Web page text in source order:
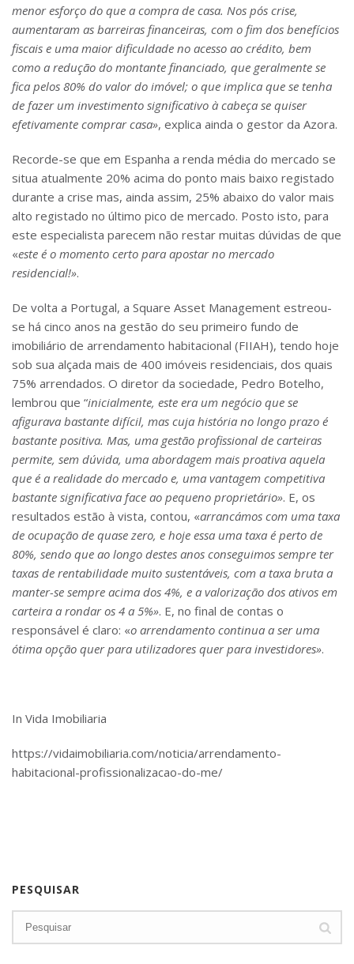
menor esforço do que a compra de casa. Nos pós crise,
aumentaram as barreiras financeiras, com o fim dos benefícios
fiscais e uma maior dificuldade no acesso ao crédito, bem
como a redução do montante financiado, que geralmente se
fica pelos 80% do valor do imóvel; o que implica que se tenha
de fazer um investimento significativo à cabeça se quiser
efetivamente comprar casa», explica ainda o gestor da Azora.
Recorde-se que em Espanha a renda média do mercado se
situa atualmente 20% acima do ponto mais baixo registado
durante a crise mas, ainda assim, 25% abaixo do valor mais
alto registado no último pico de mercado. Posto isto, para
este especialista parecem não restar muitas dúvidas de que
«este é o momento certo para apostar no mercado
residencial!».
De volta a Portugal, a Square Asset Management estreou-
se há cinco anos na gestão do seu primeiro fundo de
imobiliário de arrendamento habitacional (FIIAH), tendo hoje
sob sua alçada mais de 400 imóveis residenciais, dos quais
75% arrendados. O diretor da sociedade, Pedro Botelho,
lembrou que “inicialmente, este era um negócio que se
afigurava bastante difícil, mas cuja história no longo prazo é
bastante positiva. Mas, uma gestão profissional de carteiras
permite, sem dúvida, uma abordagem mais proativa aquela
que é a realidade do mercado e, uma vantagem competitiva
bastante significativa face ao pequeno proprietário». E, os
resultados estão à vista, contou, «arrancámos com uma taxa
de ocupação de quase zero, e hoje essa uma taxa é perto de
80%, sendo que ao longo destes anos conseguimos sempre ter
taxas de rentabilidade muito sustentáveis, com a taxa bruta a
manter-se sempre acima dos 4%, e a valorização dos ativos em
carteira a rondar os 4 a 5%». E, no final de contas o
responsável é claro: «o arrendamento continua a ser uma
ótima opção quer para utilizadores quer para investidores».
In Vida Imobiliaria
https://vidaimobiliaria.com/noticia/arrendamento-
habitacional-profissionalizacao-do-me/
PESQUISAR